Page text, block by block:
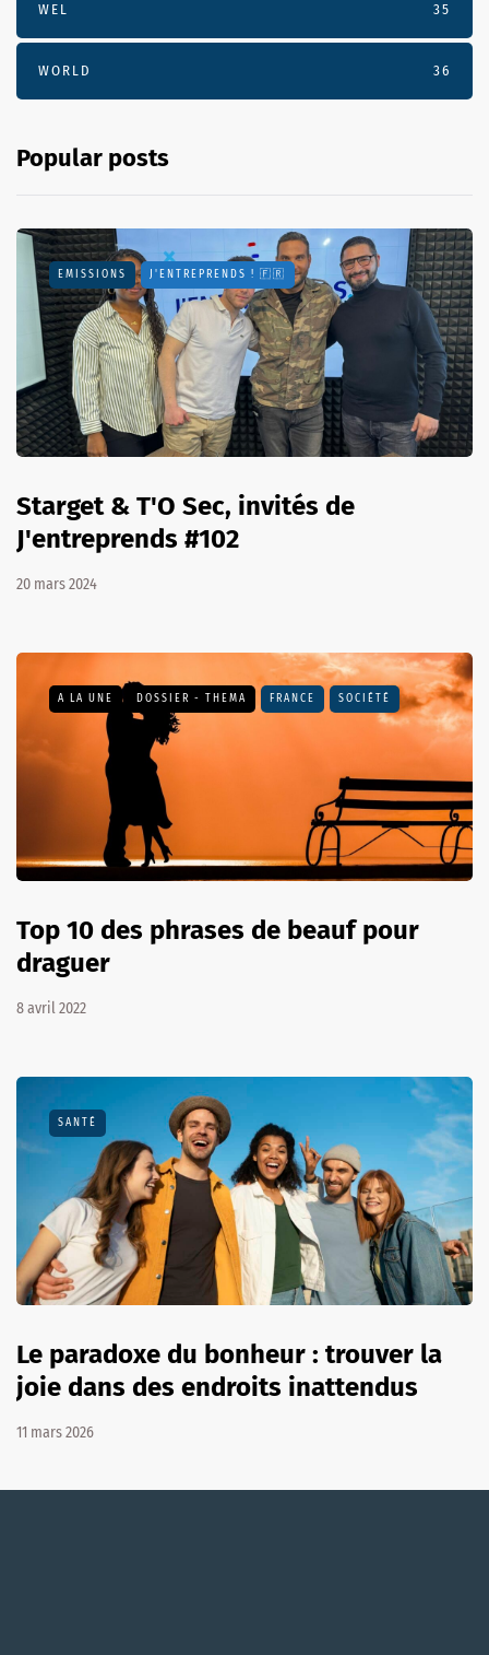
WEL 35
WORLD 36
Popular posts
EMISSIONS J'ENTREPRENDS ! 🇫🇷
Starget & T'O Sec, invités de
J'entreprends #102
20 mars 2024
A LA UNE DOSSIER - THEMA FRANCE SOCIÉTÉ
Top 10 des phrases de beauf pour
draguer
8 avril 2022
SANTÉ
Le paradoxe du bonheur : trouver la
joie dans des endroits inattendus
11 mars 2026